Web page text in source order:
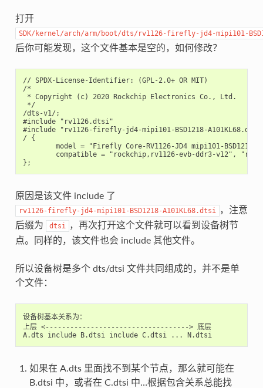
打开
SDK/kernel/arch/arm/boot/dts/rv1126-firefly-jd4-mipi101-
后你可能发现，这个文件基本是空的，如何修改？
// SPDX-License-Identifier: (GPL-2.0+ OR MIT)
/*
* Copyright (c) 2020 Rockchip Electronics Co., Ltd.
*/
/dts-v1/;
#include "rv1126.dtsi"
#include "rv1126-firefly-jd4-mipi101-BSD1218-
/ {
model = "Firefly Core-RV1126-JD4 mipi101-BSD1218-
compatible = "rockchip,rv1126-evb-ddr3-v12",
原因是该文件 include 了
rv1126-firefly-jd4-mipi101-BSD1218-A101KL68.dtsi ，注意
后缀为
dtsi ，再次打开这个文件就可以看到设备树节
点。同样的，该文件也会 include 其他文件。
所以设备树是多个 dts/dtsi 文件共同组成的，并不是单
个文件：
设备树基本关系为：
上层 <-----------------------------------> 底层
A.dts include B.dtsi include C.dtsi ... N.dtsi
如果在 A.dts 里面找不到某个节点，那么就可能在
B.dtsi 中，或者在 C.dtsi 中…根据包含关系总能找